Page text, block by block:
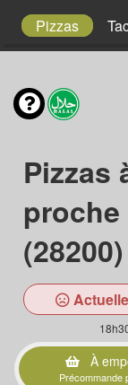
Pizzas
Pizzas
(28200)
À
Précommande